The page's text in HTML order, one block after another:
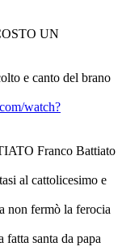
UN
e canto del brano
watch?
Franco Battiato
al cattolicesimo e
non fermò la ferocia
santa da papa